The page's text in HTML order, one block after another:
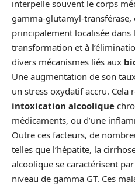
interpelle souvent le corps
gamma-glutamyl-transférase,
principalement localisée dans
transformation et à
divers mécanismes liés aux
Une augmentation de son
un stress oxydatif accru. Cela
intoxication alcoolique
médicaments, ou d’une
Outre ces facteurs, de
telles que l’hépatite, la
alcoolique se caractérisent
niveau de gamma GT. Ces